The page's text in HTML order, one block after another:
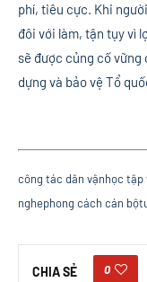
phí, tiêu cực. Khi
đôi với làm, tận tụy vì
sẽ được củng cố
dựng và bảo vệ Tổ
công tác dân vậnhọc tập
nghephong cách cán bộ
CHIA SẺ 0